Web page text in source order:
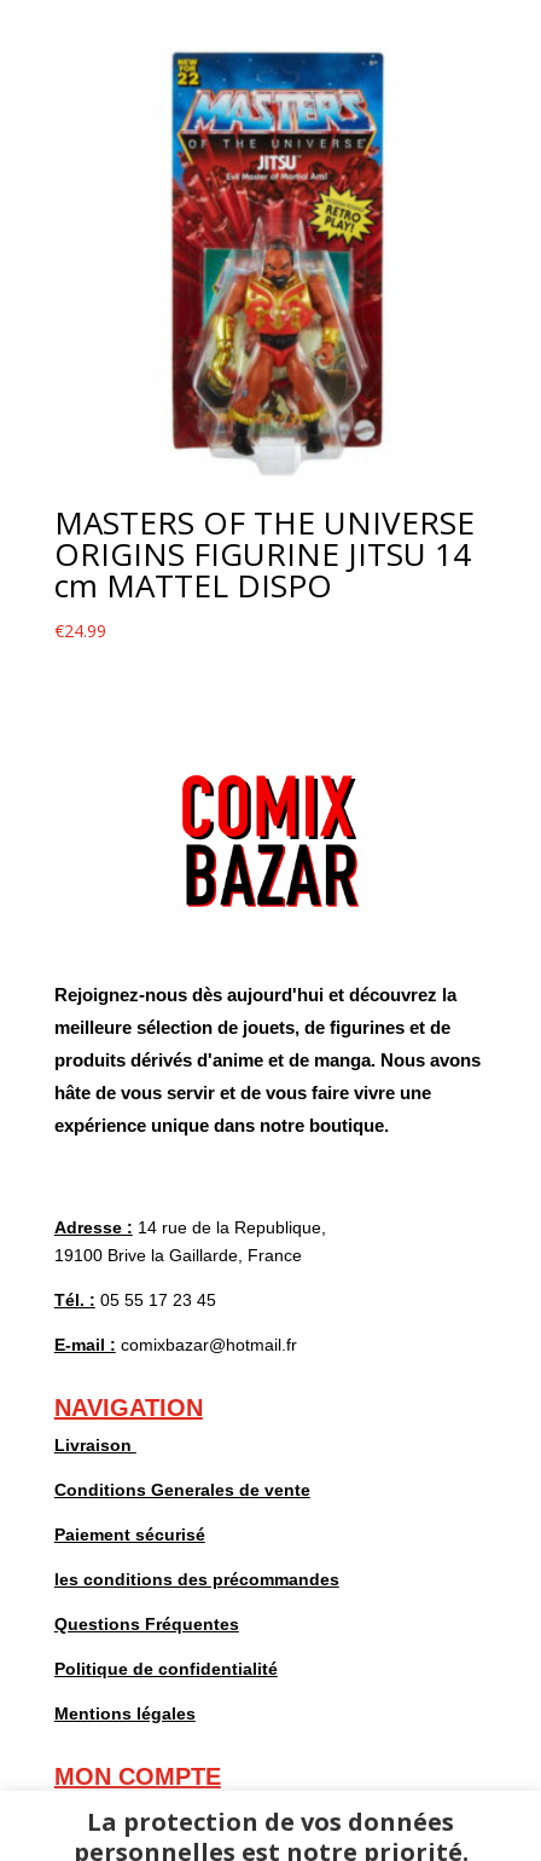
MASTERS OF THE UNIVERSE
ORIGINS FIGURINE JITSU 14
cm MATTEL DISPO
€24.99
Rejoignez-nous dès aujourd'hui et découvrez la
meilleure sélection de jouets, de figurines et de
produits dérivés d'anime et de manga. Nous avons
hâte de vous servir et de vous faire vivre une
expérience unique dans notre boutique.
Adresse : 14 rue de la Republique,
19100 Brive la Gaillarde, France
Tél. : 05 55 17 23 45
E-mail : comixbazar@hotmail.fr
NAVIGATION
Livraison
Conditions Generales de vente
Paiement sécurisé
les conditions des précommandes
Questions Fréquentes
Politique de confidentialité
Mentions légales
MON COMPTE
Mes commandes
La protection de vos données
personnelles est notre priorité.